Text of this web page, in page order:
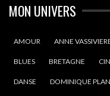
MON UNIVERS
AMOUR ANNE
BLUES BRETAGNE
DANSE DOMINIQUE